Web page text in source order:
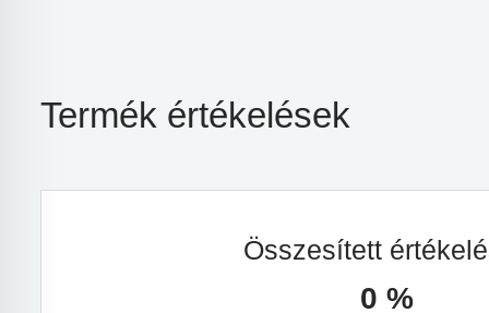
Termék értékelések
Összesített
0 %